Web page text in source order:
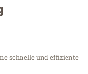
schnelle und effiziente